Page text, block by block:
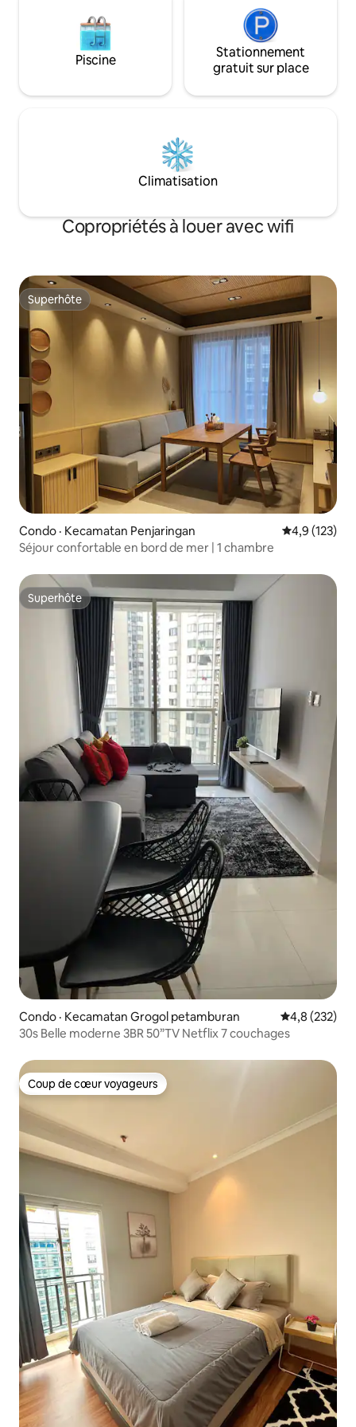
Piscine
Stationnement
gratuit sur place
Climatisation
Copropriétés à louer avec wifi
Superhôte
Superhôte
Condo · Kecamatan Penjaringan Note
4,9 (123)
Séjour confortable en bord de mer | 1 chambre
Superhôte
Superhôte
Condo · Kecamatan Grogol petamburan Note
4,8 (232)
30s Belle moderne 3BR 50”TV Netflix 7 couchages
Coup de cœur voyageurs
Coup de cœur voyageurs